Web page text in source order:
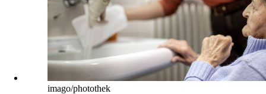
Streik geht weiter
Permanent nur abarbeiten
1 Leserbrief
Personalnot: Klinikbeschäftigte kommen an ihre Grenzen.
Nach monatelanger Gesprächsverweigerung zeigt Asklepios
Verhandlungsbereitschaft.
Susanne Knütter